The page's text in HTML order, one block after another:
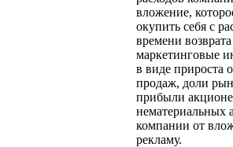
вложение,
окупить себя с
времени
маркетинговые
в виде прироста
продаж, доли
прибыли
нематериальных
компании от
рекламу.